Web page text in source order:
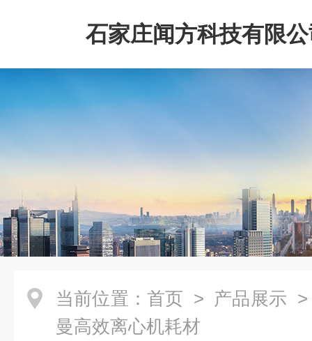
石家庄闻方科技有限
当前位置： 首页 > 产品展示
曼高效离心机耗材